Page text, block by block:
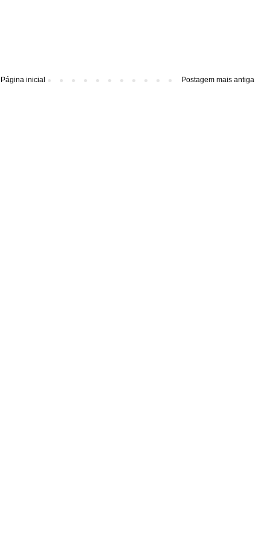
Postagem mais antiga
Página inicial